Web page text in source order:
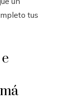
tus